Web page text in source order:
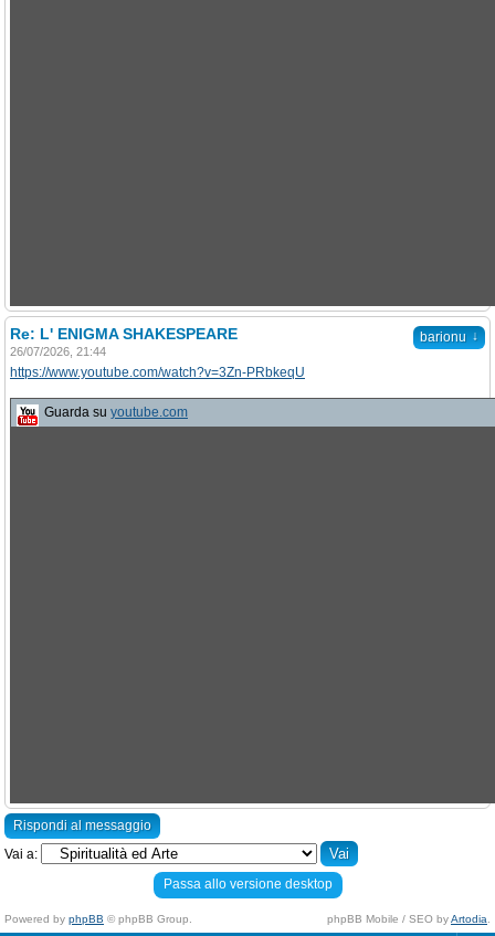
barionu ↓
Re: L' ENIGMA SHAKESPEARE
26/07/2026, 21:44
https://www.youtube.com/watch?v=3Zn-PRbkeqU
Guarda su youtube.com
Rispondi al messaggio
Vai a:
Passa allo versione desktop
Powered by phpBB © phpBB Group. phpBB Mobile / SEO byArtodia